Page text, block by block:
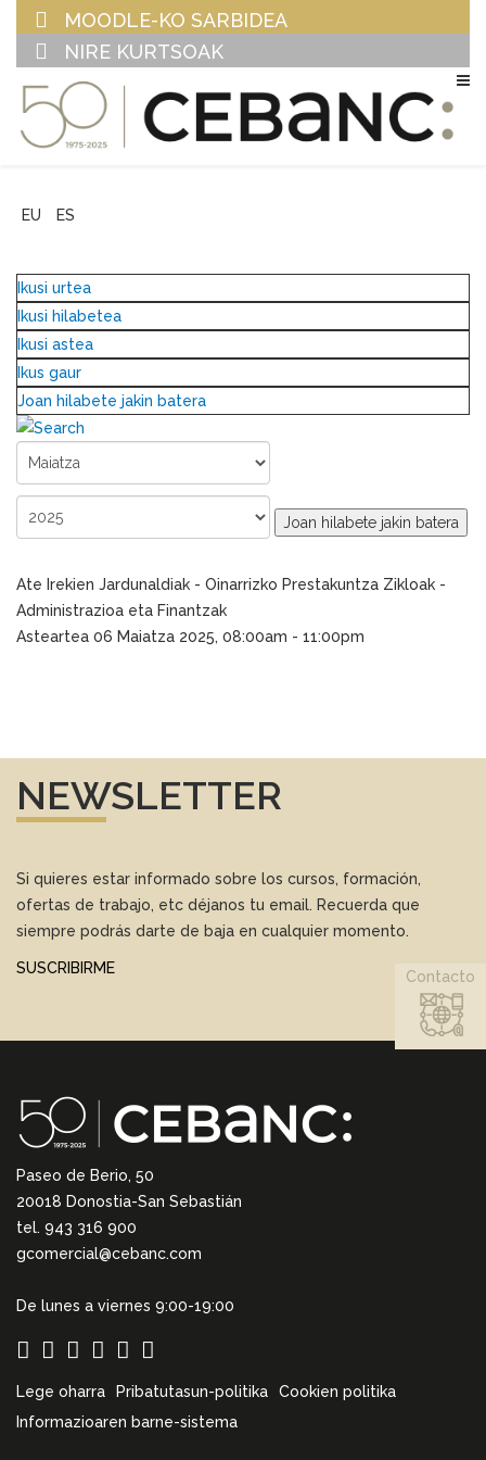
MOODLE-KO SARBIDEA
NIRE KURTSOAK
EU ES
Ikusi urtea
Ikusi hilabetea
Ikusi astea
Ikus gaur
Joan hilabete jakin batera
Joan hilabete jakin batera
Ate Irekien Jardunaldiak - Oinarrizko Prestakuntza Zikloak -
Administrazioa eta Finantzak
Asteartea 06 Maiatza 2025, 08:00am - 11:00pm
NEWSLETTER
Si quieres estar informado sobre los cursos, formación,
ofertas de trabajo, etc déjanos tu email. Recuerda que
siempre podrás darte de baja en cualquier momento.
SUSCRIBIRME
Paseo de Berio, 50
20018 Donostia-San Sebastián
tel. 943 316 900
gcomercial@cebanc.com
De lunes a viernes 9:00-19:00
Lege oharra Pribatutasun-politika
Cookien politika
Informazioaren barne-sistema
Contacto